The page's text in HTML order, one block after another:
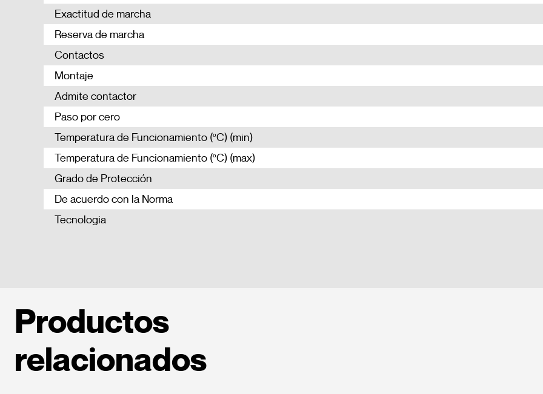
Exactitud de marcha
Reserva de marcha
Contactos
Montaje
Admite contactor
Paso por cero
Temperatura de Funcionamiento (ºC) (min)
Temperatura de Funcionamiento (ºC) (max)
Grado de Protección
De acuerdo con la Norma
Tecnologia
Productos
relacionados